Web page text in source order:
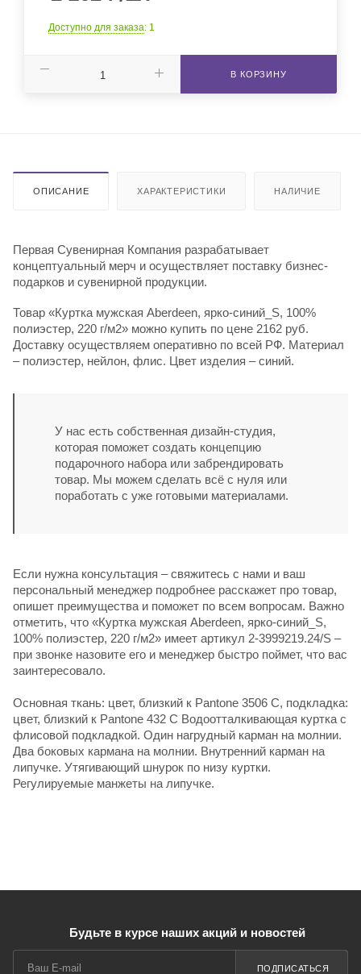
Доступно для заказа: 1
В КОРЗИНУ
ОПИСАНИЕ ХАРАКТЕРИСТИКИ НАЛИЧИЕ
Первая Сувенирная Компания разрабатывает
концептуальный мерч и осуществляет поставку бизнес-
подарков и сувенирной продукции.
Товар «Куртка мужская Aberdeen, ярко-синий_S, 100%
полиэстер, 220 г/м2» можно купить по цене 2162 руб.
Доставку осуществляем оперативно по всей РФ. Материал
– полиэстер, нейлон, флис. Цвет изделия – синий.
У нас есть собственная дизайн-студия,
которая поможет создать концепцию
подарочного набора или забрендировать
товар. Мы можем сделать всё с нуля или
поработать с уже готовыми материалами.
Если нужна консультация – свяжитесь с нами и ваш
персональный менеджер подробнее расскажет про товар,
опишет преимущества и поможет по всем вопросам. Важно
отметить, что «Куртка мужская Aberdeen, ярко-синий_S,
100% полиэстер, 220 г/м2» имеет артикул 2-3999219.24/S –
при звонке назовите его и менеджер быстро поймет, что вас
заинтересовало.
Основная ткань: цвет, близкий к Pantone 3506 C, подкладка:
цвет, близкий к Pantone 432 C Водоотталкивающая куртка с
флисовой подкладкой. Один нагрудный карман на молнии.
Два боковых кармана на молнии. Внутренний карман на
липучке. Утягивающий шнурок по низу куртки.
Регулируемые манжеты на липучке.
Будьте в курсе наших акций и новостей
ПОДПИСАТЬСЯ